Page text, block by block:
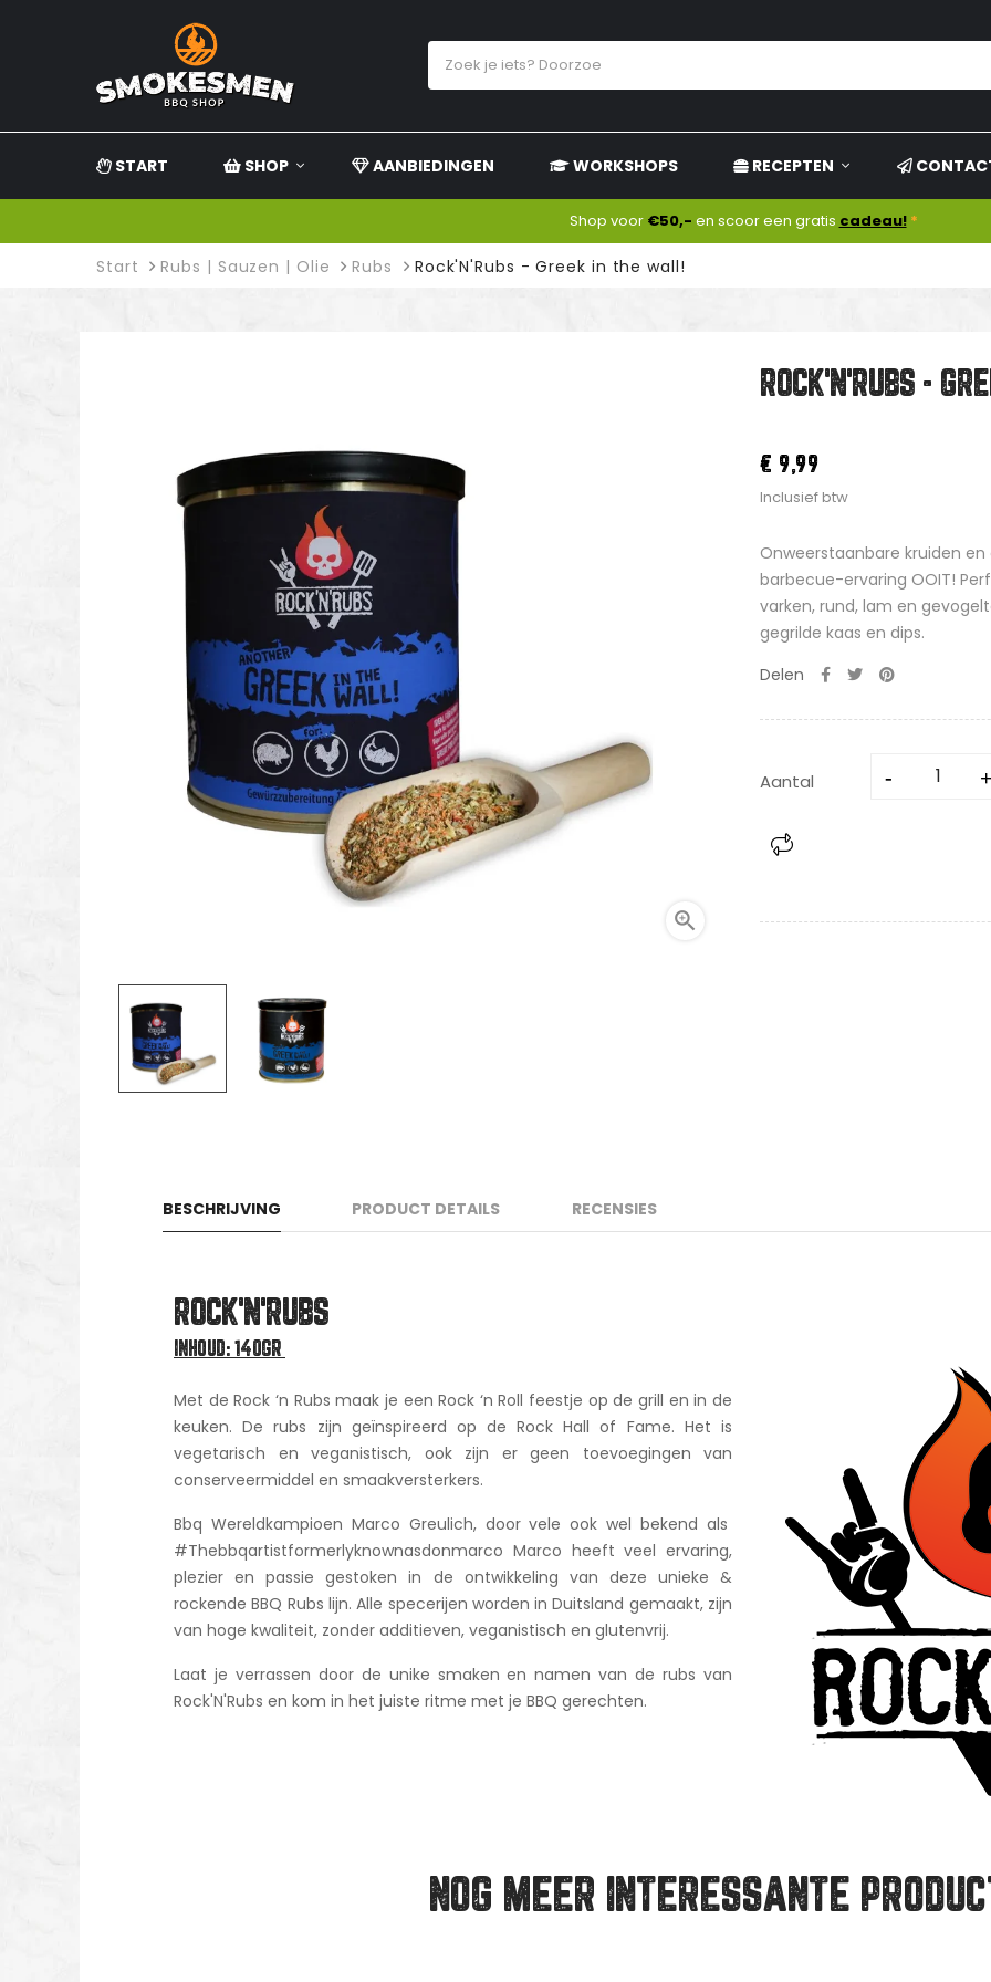
START SHOP AANBIEDINGEN WORKSHOPS RECEPTEN
Shop voor €50,- en scoor een gratis cadeau! *
Start Rubs | Sauzen | Olie Rubs Rock'N'Rubs - Greek in the wall!

ROCK'N'RUBS -
€ 9,99
Inclusief btw
Onweerstaanbare kruiden
barbecue-ervaring OOIT!
varken, rund, lam en
gegrilde kaas en dips.
Delen
Aantal
BESCHRIJVING PRODUCT DETAILS RECENSIES
ROCK'N'RUBS
INHOUD: 140GR
Met de Rock ‘n Rubs maak je een Rock ‘n Roll feestje op de grill en in de
keuken. De rubs zijn geïnspireerd op de Rock Hall of Fame. Het is
vegetarisch en veganistisch, ook zijn er geen toevoegingen van
conserveermiddel en smaakversterkers.
Bbq Wereldkampioen Marco Greulich, door vele ook wel bekend als
#Thebbqartistformerlyknownasdonmarco Marco heeft veel ervaring,
plezier en passie gestoken in de ontwikkeling van deze unieke &
rockende BBQ Rubs lijn. Alle specerijen worden in Duitsland gemaakt, zijn
van hoge kwaliteit, zonder additieven, veganistisch en glutenvrij.
Laat je verrassen door de unike smaken en namen van de rubs van
Rock'N'Rubs en kom in het juiste ritme met je BBQ gerechten.
NOG MEER INTERESSANTE